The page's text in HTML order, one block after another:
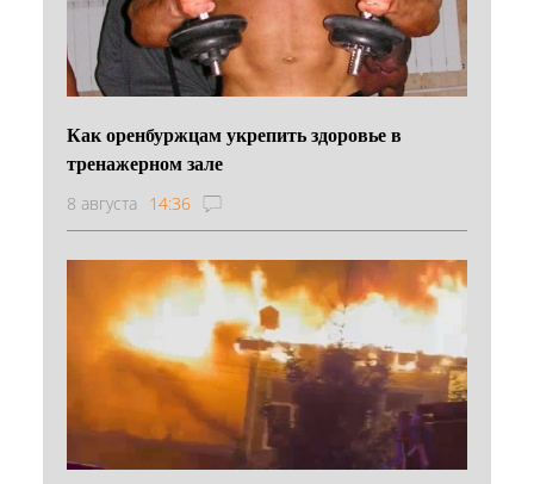
Как оренбуржцам укрепить здоровье в
тренажерном зале
8 августа 14:36